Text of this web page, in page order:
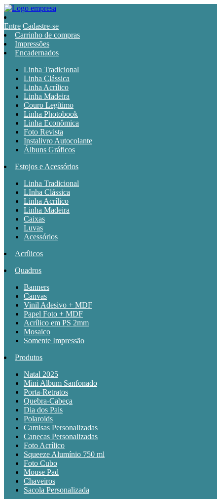
Entre Cadastre-se
Carrinho de compras
Impressões
Encadernados
Linha Tradicional
Linha Clássica
Linha Acrílico
Linha Madeira
Couro Legítimo
Linha Photobook
Linha Econômica
Foto Revista
Instalivro Autocolante
Álbuns Gráficos
Estojos e Acessórios
Linha Tradicional
LInha Clássica
Linha Acrílico
Linha Madeira
Caixas
Luvas
Acessórios
Acrílicos
Quadros
Banners
Canvas
Vinil Adesivo + MDF
Papel Foto + MDF
Acrílico em PS 2mm
Mosaico
Somente Impressão
Produtos
Natal 2025
Mini Album Sanfonado
Porta-Retratos
Quebra-Cabeça
Dia dos Pais
Polaroids
Camisas Personalizadas
Canecas Personalizadas
Foto Acrílico
Squeeze Alumínio 750 ml
Foto Cubo
Mouse Pad
Chaveiros
Sacola Personalizada